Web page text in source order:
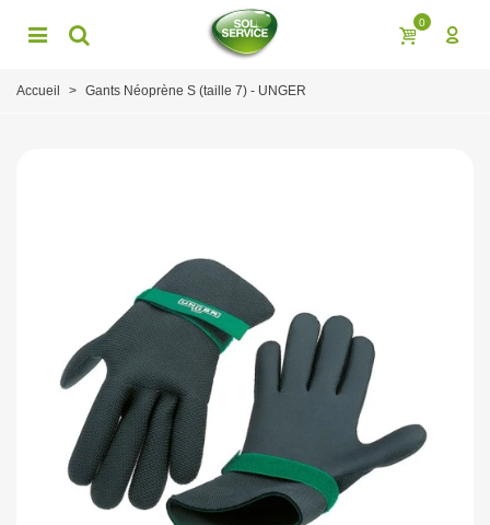
0
Accueil > Gants Néoprène S (taille 7) - UNGER